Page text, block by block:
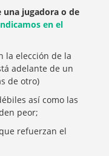
una jugadora o de
en el
la elección de la
adelante de un
de otro)
así como las
peor;
refuerzan el